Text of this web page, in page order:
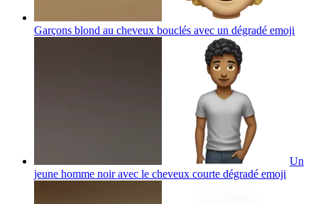
Garçons blond au cheveux bouclés avec un dégradé emoji
Un
jeune homme noir avec le cheveux courte dégradé emoji